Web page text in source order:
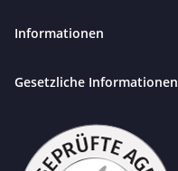
Informationen
Gesetzliche Informationen